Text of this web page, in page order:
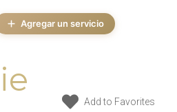
Agregar un servicio
Add to Favorites